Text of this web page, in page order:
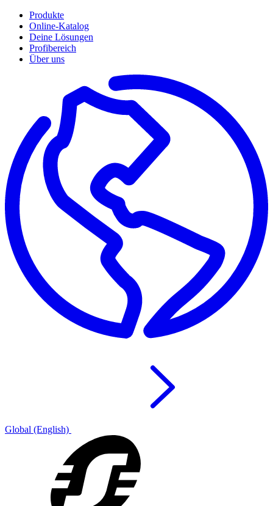
Produkte
Online-Katalog
Deine Lösungen
Profibereich
Über uns
Global (English)